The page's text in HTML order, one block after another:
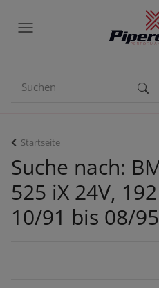
Startseite
Suche nach:
525 iX 24V,
10/91 bis 08/95